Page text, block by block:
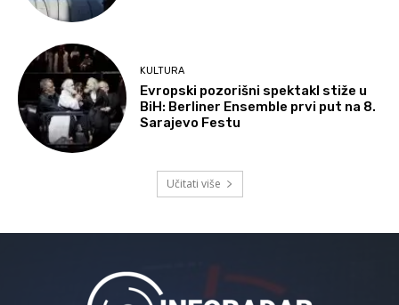
KULTURA
Evropski pozorišni spektakl stiže u
BiH: Berliner Ensemble prvi put na 8.
Sarajevo Festu
Učitati više